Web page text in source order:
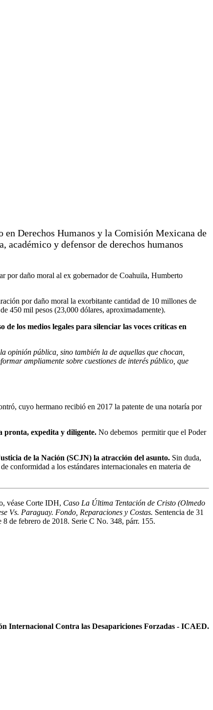
Derechos Humanos y la Comisión Mexicana de
y defensor de derechos humanos
por daño moral al ex gobernador de Coahuila, Humberto
por daño moral la exorbitante cantidad de 10 millones de
450 mil pesos (23,000 dólares, aproximadamente).
los medios legales para silenciar las voces críticas en
opinión pública, sino también la de aquellas que chocan,
ampliamente sobre cuestiones de interés público, que
cuyo hermano recibió en 2017 la patente de una notaría por
pronta, expedita y diligente. No debemos permitir que el Poder
de la Nación (SCJN) la atracción del asunto. Sin duda,
conformidad a los estándares internacionales en materia de
véase Corte IDH, Caso La Última Tentación de Cristo (Olmedo
Vs. Paraguay. Fondo, Reparaciones y Costas. Sentencia de 31
8 de febrero de 2018. Serie C No. 348, párr. 155.
Internacional Contra las Desapariciones Forzadas - ICAED.